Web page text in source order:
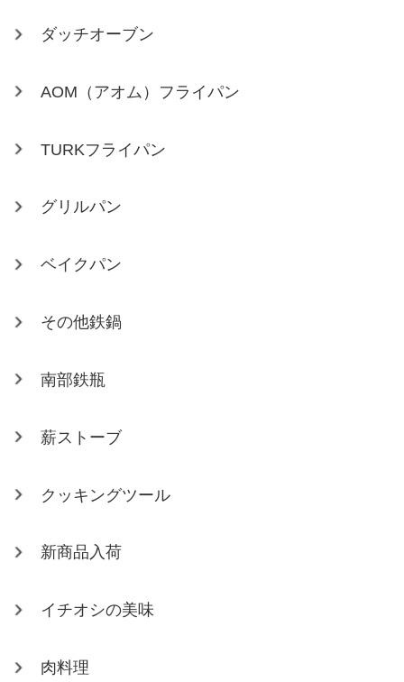
ダッチオーブン
AOM（アオム）フライパン
TURKフライパン
グリルパン
ベイクパン
その他鉄鍋
南部鉄瓶
薪ストーブ
クッキングツール
新商品入荷
イチオシの美味
肉料理